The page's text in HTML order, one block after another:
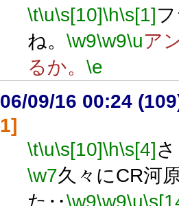
\t\u\s[10]\h\s[1]
ね。 \w9\w9\uア
るか。 \e
06/09/16 00:24
1]
\t\u\s[10]\h\s[4]
\w7久々にCR河
た‥\w9\w9\u